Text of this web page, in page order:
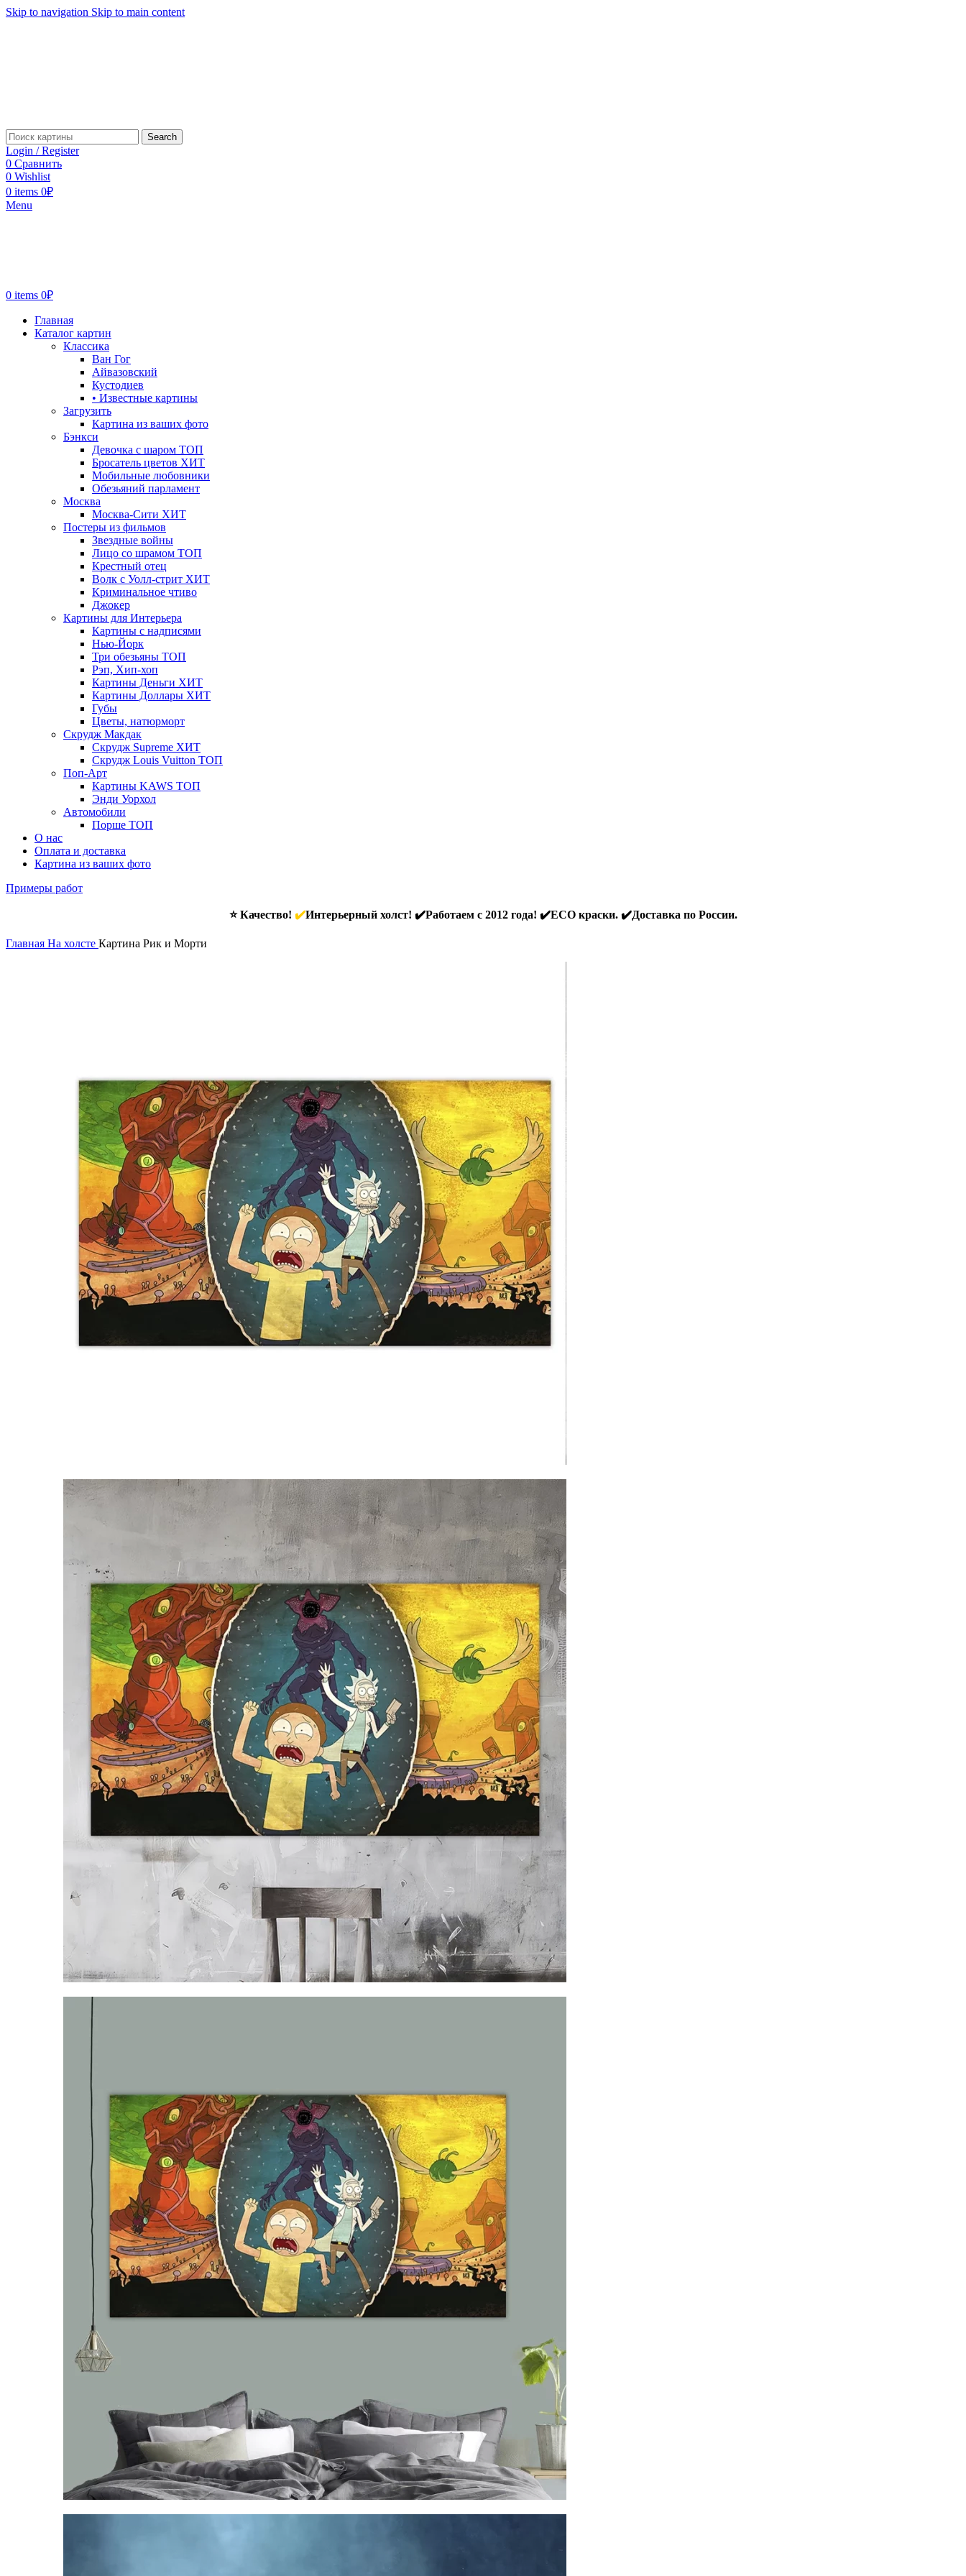
Skip to navigation Skip to main content
Search
Login / Register
0 Сравнить
0 Wishlist
0 items 0₽
Menu
0 items 0₽
Главная
Каталог картин
Классика
Ван Гог
Айвазовский
Кустодиев
• Известные картины
Загрузить
Картина из ваших фото
Бэнкси
Девочка с шаром ТОП
Бросатель цветов ХИТ
Мобильные любовники
Обезьяний парламент
Москва
Москва-Сити ХИТ
Постеры из фильмов
Звездные войны
Лицо со шрамом ТОП
Крестный отец
Волк с Уолл-стрит ХИТ
Криминальное чтиво
Джокер
Картины для Интерьера
Картины с надписями
Нью-Йорк
Три обезьяны ТОП
Рэп, Хип-хоп
Картины Деньги ХИТ
Картины Доллары ХИТ
Губы
Цветы, натюрморт
Скрудж Макдак
Скрудж Supreme ХИТ
Скрудж Louis Vuitton ТОП
Поп-Арт
Картины KAWS ТОП
Энди Уорхол
Автомобили
Порше ТОП
О нас
Оплата и доставка
Картина из ваших фото
Примеры работ
⭐ Качество! ✔️Интерьерный холст! ✔️Работаем с 2012 года! ✔️ECO краски. ✔️Доставка по России.
Главная На холсте Картина Рик и Морти